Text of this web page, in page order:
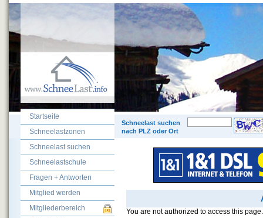
You are not authorized to access this page.
Schneelast suchen
nach PLZ oder Ort
Startseite
Schneelastzonen
Schneelast suchen
Schneelastschule
Fragen + Antworten
Mitglied werden
Mitgliederbereich
©